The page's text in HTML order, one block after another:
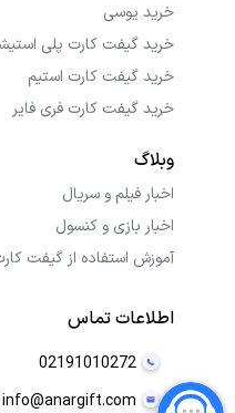
خرید یوسی
خرید گیفت کارت پلی
خرید گیفت کارت استیم
خرید گیفت کارت فری فایر
وبلاگ
اخبار فیلم و سریال
اخبار بازی و کنسول
آموزش استفاده از گیفت
اطلاعات تماس
02191010272
info@anargift.com